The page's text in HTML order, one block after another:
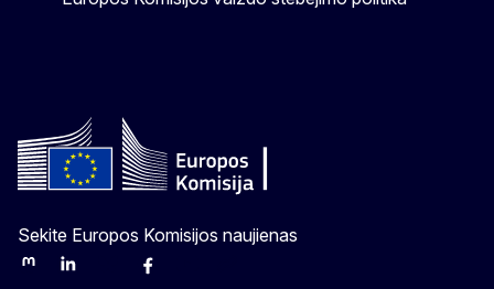
Sekite Europos Komisijos naujienas
MastodonLinkedInBlueskyFacebook